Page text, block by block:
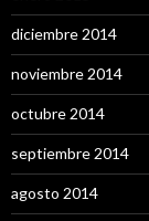
diciembre 2014
noviembre 2014
octubre 2014
septiembre 2014
agosto 2014